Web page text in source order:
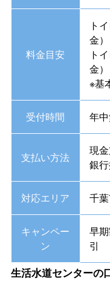
料金目安
ト
金）
ト
金）
※基
受付時間 年
支払い方法
現
銀
対応エリア 千
キャンペー
ン
早
引
生活水道センターの